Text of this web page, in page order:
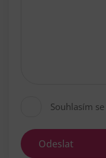
Souhlasím se
Odeslat